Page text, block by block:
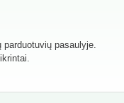
pasaulyje.